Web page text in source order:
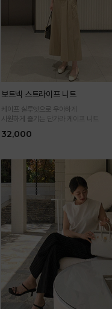
보트넥 스트라이프 니트
케이프 실루엣으로 우아하게
시원하게 즐기는 단가라 케이프 니트
32,000